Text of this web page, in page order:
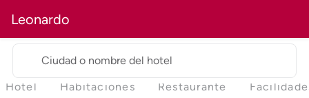
Leonardo
Ciudad o nombre del hotel
Hotel Habitaciones Restaurante